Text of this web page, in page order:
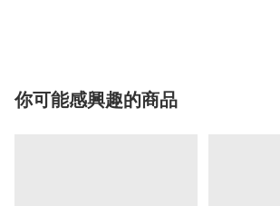
你可能感興趣的商品